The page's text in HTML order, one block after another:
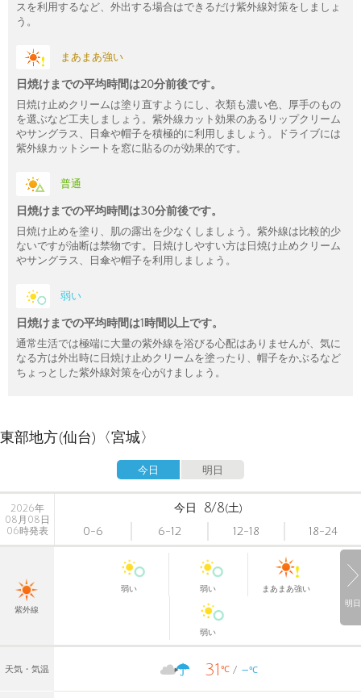
スを利用するなど、外出する場合はできるだけ紫外線対策をしましょ
う。
まあまあ強い
日焼けまでの平均時間は20分前後です。
日焼け止めクリームは塗り直すようにし、衣類も濃い色、厚手のもの
を選ぶなど工夫しましょう。紫外線カット効果のあるリップクリーム
やサングラス、日傘や帽子を積極的に利用しましょう。ドライブには
紫外線カットシートを窓に貼るのが効果的です。
普通
日焼けまでの平均時間は30分前後です。
日焼け止めを塗り、肌の露出を少なくしましょう。紫外線は比較的少
ないですが油断は禁物です。日焼けしやすい方は日焼け止めクリーム
やサングラス、日傘や帽子を利用しましょう。
弱い
日焼けまでの平均時間は1時間以上です。
通常生活では極端に大量の紫外線を浴びる心配はありませんが、気に
なる方は外出時に日焼け止めクリームを塗ったり、帽子をかぶるなど
ちょっとした紫外線対策を心がけましょう。
東部地方(仙台)〈宮城〉
今日 明日
明日
2026年
08月08日
06時発表
今日 8/8(土)
0-6
6-12 12-18 18-24
紫外線
弱い 弱い まあまあ強い
弱い
天気・気温 31 ℃ -℃